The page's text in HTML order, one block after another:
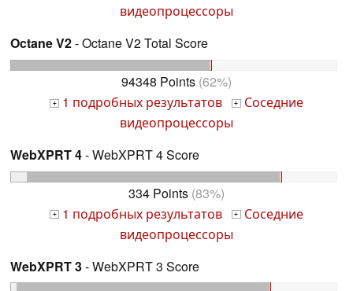
видеопроцессоры
Octane V2- Octane V2 Total Score
94348 Points (62%)
+ 1 подробных результатов + Соседние
видеопроцессоры
WebXPRT 4- WebXPRT 4 Score
334 Points (83%)
+ 1 подробных результатов + Соседние
видеопроцессоры
WebXPRT 3- WebXPRT 3 Score